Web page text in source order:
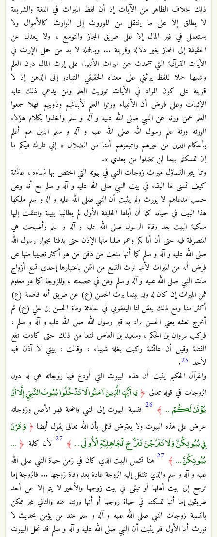
ذلك خلاف الظاهر من الآيات إذ أن لفظ الميراث في اللغة والشريعة
لا يطلق إلا على ما ينتقل من الموروث إلى الوارث كالأموال ولا
يستعمل في غير المال إلا على طريق المجاز والتوسع ، ولا يعدل عن
الحقيقة إلى المجاز بغير دلالة وقرينة ... وبالجملة لا بد من حمل الإرث في
الآيات القرآنية التي تتحدث عن ميراث الأنبياء على إرث المال دون العلم
وشبهها حملا للفظ يرثني على معناه الحقيقي المتبادر إلى الذهن إذ لا
قرينة على كون المراد في الآيات توريث العلم ومن يدعي ذلك عليه
الإثبات وعلى فرض أن الأنبياء ورثوا العلم لأبنائهم وذويهم فهلا سمعوا
العلم عمن ورثه عن النبي صلى الله عليه و آله و سلم وأخذوا بكلام هؤلاء
الورثة ورثة علم رسول الله صلى الله عليه و آله و سلم الذين هم أعلم
بأحكام الدين من غيرهم واتبعوهم أمنا من الضلال « إني تارك فيكم ما
إن تمسكتم بهما لن تضلوا من بعدي ».
ومما يثير التساؤل ميراث زوجات النبي في بيوته التي اختص بها نساءه ، عائشة
كيف تسنى لها البقاء في بيت النبي صلى الله عليه و آله و سلم مع أنه وعلى
حسب مدعاهم لا يورث ولم يثبت أن النبي صلى الله عليه و آله و سلم ملكها
هذا البيت في حياته كما أن أباها الخليفة الأول لم يطالبها ببينة وانتقلت إليها
ملكية البيت بعد وفاة الرسول صلى الله عليه و آله و سلم وأصبحت هي
المتصرفة فيه حتى أن أبا بكر وعمر طلبا منها الإذن حتى يدفنا بجوار رسول الله
صلى الله عليه و آله و سلم كما أنها منعت من دفن من هو أكثر نصيبا منها على
فرض أنه من الميراث لأنها ترث التسع من الثمن باعتبارها إحدى تسع أزواج
مات النبي صلى الله عليه و آله و سلم وهن في عصمته ، وللزوجة كما هو معلوم
ثمن الميراث إن كان له ولد بينما يرث الحسن (ع) عن طريق أمه فاطمة (ع)
أكثر منها ومع ذلك ينقل لنا اليعقوبي في حادثة وفاة الحسن بن علي (ع) ثم
أخرج نعشه يعني الحسن يراد به قبر رسول الله صلى الله عليه و آله و سلم ،
فركب مروان بن الحكم ، وسعيد بن العاص فمنعامن ذلك حتى كادت تقع
الفتنة وقيل أن عائشة ركبت بغلة شهباء ، وقالت : بيتي لا آذن فيه
لأحد 25
.
والقرآن الحكيم يثبت أن هذه البيوت التي أودع فيها زوجاته هي له دون
الزوجات في قوله تعالى ﴿ يَا أَيُّهَا الَّذِينَ آمَنُوا لَا تَدْخُلُوا بُيُوتَ النَّبِيِّ إِلَّا أَنْ
يُؤْذَنَ لَكُمْ ... ﴾ 26 فنسبة البيوت إلى النبي واضحة فهو الأصل وزوجاته
عرض على هذه البيوت ولا يعترض قائل بأن الله تعالى يقول أيضا ﴿ وَقَرْنَ
فِي بُيُوتِكُنَّ وَلَا تَبَرَّجْنَ تَبَرُّجَ الْجَاهِلِيَّةِ الْأُولَىٰ ... ﴾ 27 لأن كلمة ﴿ ...
بُيُوتِكُنَّ ... ﴾ 27 هنا تشمل البيت الذي كان في زمن حياة النبي صلى الله
عليه و آله و سلم والذي تنتقل إليه الزوجة عادة بعد وفاة زوجها ... فالزوجة إما
ترجع إلى بيت أهلها أو تبقى في بيت زوجها والأخير لا يتم إلا عن أحد
طريقين إما أنها تملكته في حياة زوجها أو أنها ورثته عنه والثاني غير ممكن
بالنسبة لزوجات النبي صلى الله عليه و آله و سلم عند من يؤمن بحديث لا
نورث أما الأول فلم يثبت أن النبي صلى الله عليه و آله و سلم قد نحل البيوت